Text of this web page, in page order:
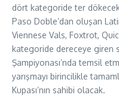
dört kategoride ter
Paso Doble’dan oluşan
Viennese Vals, Foxtrot,
kategoride dereceye giren
Şampiyonası’nda temsil
yarışmayı birincilikle
Kupası’nın sahibi olacak.